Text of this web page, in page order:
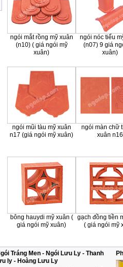
ngói mắt rồng mỹ xuân
(n10) ( giá ngói mỹ
xuân)
ngói nóc tiểu
(n07) 9 giá
xuân)
ngói mũi tàu mỹ xuân
n17 (giá ngói mỹ xuân)
ngói màn chữ
xuân n16
bông hauydi mỹ xuân (
giá ngói mỹ xuân)
gạch đồng tiền
( giá ngói mỹ
Tráng Men - Ngói Lưu Ly - Thanh
ly - Hoàng Lưu Ly